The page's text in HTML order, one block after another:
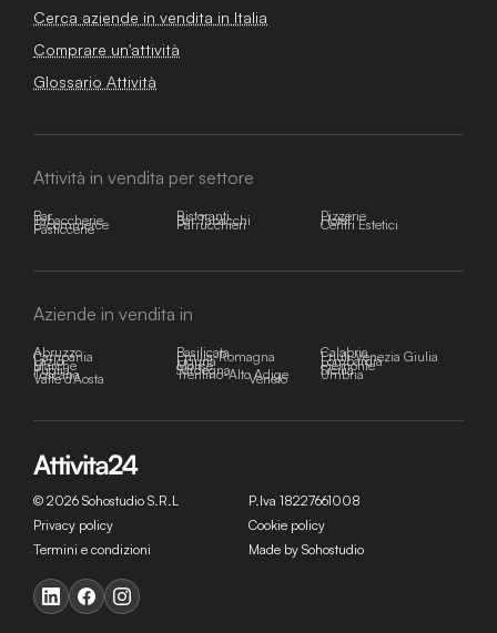
Cerca aziende in vendita in Italia
Comprare un'attività
Glossario Attività
Attività in vendita per settore
Bar Ristoranti Pizzerie
Tabaccherie Bar Tabacchi Hotel
E-commerce Parrucchieri Centri Estetici
Pasticcerie
Aziende in vendita in
Abruzzo Basilicata Calabria
Campania Emilia-Romagna Friuli-Venezia Giulia
Lazio Liguria Lombardia
Marche Molise Piemonte
Puglia Sardegna Sicilia
Toscana Trentino-Alto Adige Umbria
Valle d'Aosta Veneto
© 2026 Sohostudio S.R.L
P.Iva 18227661008
Privacy policy
Cookie policy
Termini e condizioni
Made by Sohostudio